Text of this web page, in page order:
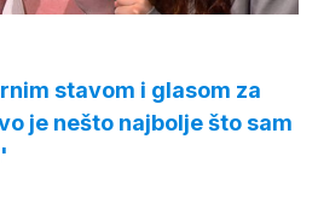
stavom i glasom za
je nešto najbolje što sam